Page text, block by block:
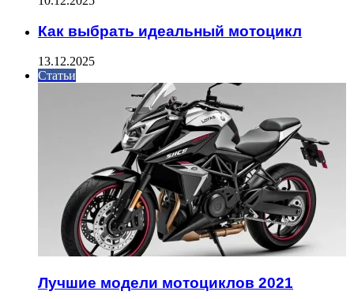
Как выбрать идеальный мотоцикл
13.12.2025
Статьи
Лучшие модели мотоциклов 2021